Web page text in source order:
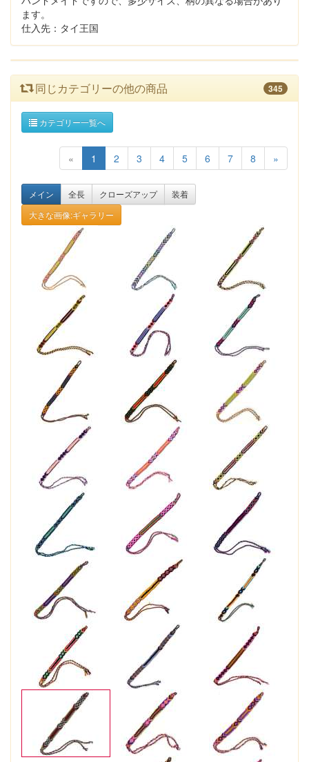
ます。
仕入先：タイ王国
同じカテゴリーの他の商品 345
カテゴリー一覧へ
« 1 2 3 4 5 6 7 8 »
メイン 全長 クローズアップ
装着
大きな画像:ギャラリー